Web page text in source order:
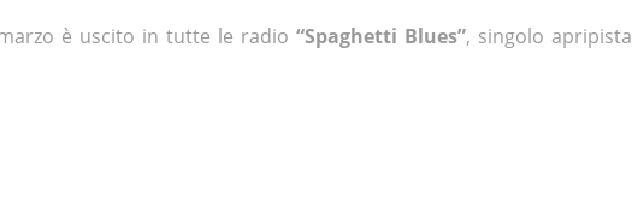
è uscito in tutte le radio “Spaghetti Blues”, singolo apripista